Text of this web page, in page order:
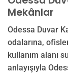
Mekânlar
Odessa Duvar
odalarına,
kullanım alanı
anlayışıyla